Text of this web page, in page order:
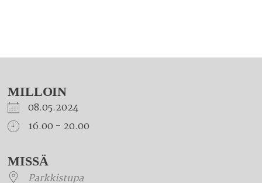
MILLOIN
08.05.2024
16.00 - 20.00
Download ICS
MISSÄ
Parkkistupa